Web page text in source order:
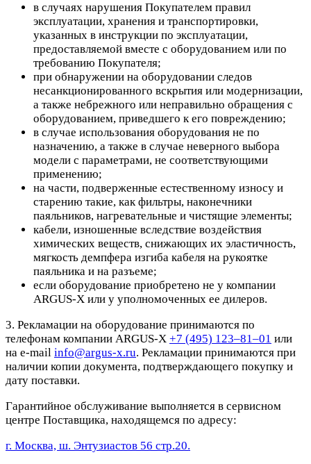
в случаях нарушения Покупателем правил
эксплуатации, хранения и транспортировки,
указанных в инструкции по эксплуатации,
предоставляемой вместе с оборудованием или по
требованию Покупателя;
при обнаружении на оборудовании следов
несанкционированного вскрытия или модернизации,
а также небрежного или неправильно обращения с
оборудованием, приведшего к его повреждению;
в случае использования оборудования не по
назначению, а также в случае неверного выбора
модели с параметрами, не соответствующими
применению;
на части, подверженные естественному износу и
старению такие, как фильтры, наконечники
паяльников, нагревательные и чистящие элементы;
кабели, изношенные вследствие воздействия
химических веществ, снижающих их эластичность,
мягкость демпфера изгиба кабеля на рукоятке
паяльника и на разъеме;
если оборудование приобретено не у компании
ARGUS-X или у уполномоченных ее дилеров.
3. Рекламации на оборудование принимаются по
телефонам компании ARGUS-X +7 (495) 123–81–01 или
на e-mail info@argus-x.ru. Рекламации принимаются при
наличии копии документа, подтверждающего покупку и
дату поставки.
Гарантийное обслуживание выполняется в сервисном
центре Поставщика, находящемся по адресу:
г. Москва, ш. Энтузиастов 56 стр.20.